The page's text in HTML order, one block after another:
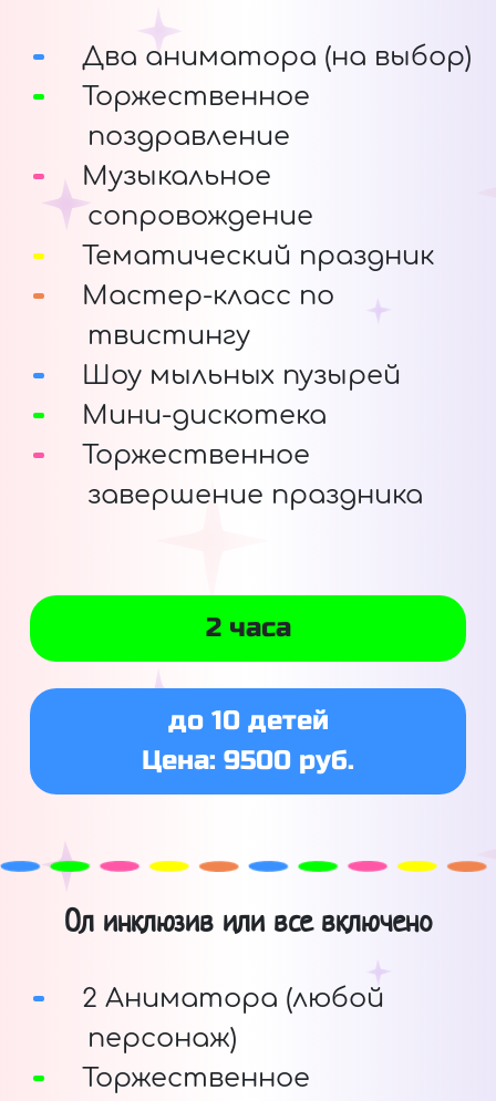
Два аниматора (на выбор)
Торжественное
поздравление
Музыкальное
сопровождение
Тематический праздник
Мастер-класс по
твистингу
Шоу мыльных пузырей
Мини-дискотека
Торжественное
завершение праздника
2 часа
до 10 детей
Цена: 9500 руб.
Ол инклюзив или все включено
2 Аниматора (любой
персонаж)
Торжественное